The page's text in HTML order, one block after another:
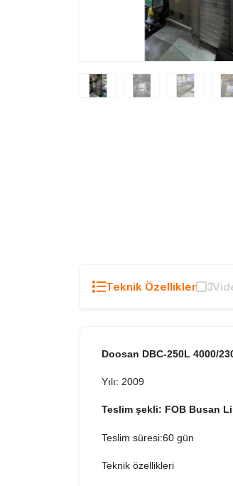
Teknik Özellikler
Doosan DBC-250L 4000/
Yılı: 2009
Teslim şekli: FOB Busan
Teslim süresi:60 gün
Teknik özellikleri